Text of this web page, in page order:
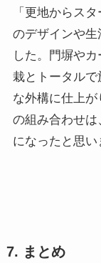
「更地からス
のデザインや生
した。門塀や
栽とトータル
な外構に仕上
の組み合わせ
になったと思い
7. まとめ